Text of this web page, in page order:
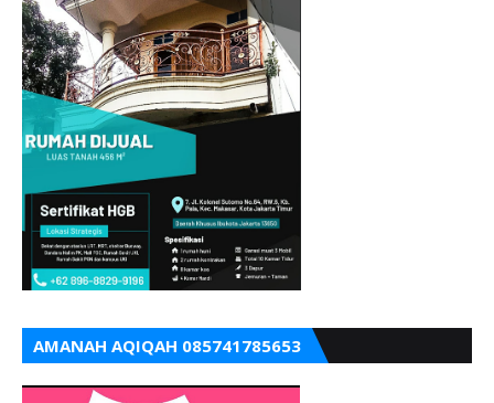
AMANAH AQIQAH 085741785653